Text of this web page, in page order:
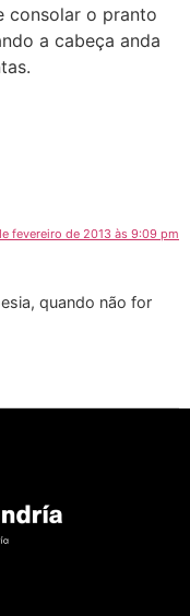
consolar o pranto
a cabeça anda
fevereiro de 2013 às 9:09 pm
quando não for